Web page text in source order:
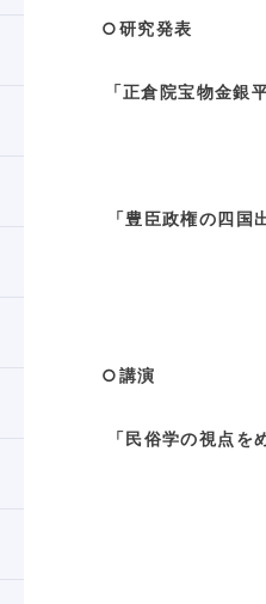
○研
「正倉院宝物金銀
大学院史
「豊臣政権の四国
大学院史
○
「民俗学の視点を
法善院住職
※タイトルは仮